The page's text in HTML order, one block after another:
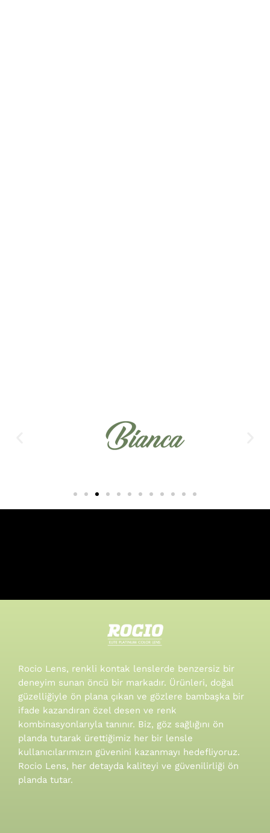
Rocio Lens, renkli kontak lenslerde benzersiz bir
deneyim sunan öncü bir markadır. Ürünleri, doğal
güzelliğiyle ön plana çıkan ve gözlere bambaşka bir
ifade kazandıran özel desen ve renk
kombinasyonlarıyla tanınır. Biz, göz sağlığını ön
planda tutarak ürettiğimiz her bir lensle
kullanıcılarımızın güvenini kazanmayı hedefliyoruz.
Rocio Lens, her detayda kaliteyi ve güvenilirliği ön
planda tutar.